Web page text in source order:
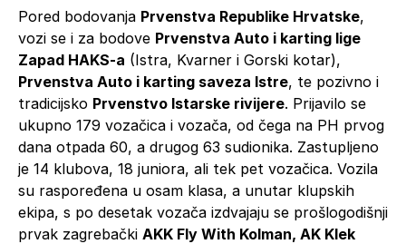
Pored bodovanja Prvenstva Republike Hrvatske,
vozi se i za bodove Prvenstva Auto i karting lige
Zapad HAKS-a (Istra, Kvarner i Gorski kotar),
Prvenstva Auto i karting saveza Istre, te pozivno i
tradicijsko Prvenstvo Istarske rivijere. Prijavilo se
ukupno 179 vozačica i vozača, od čega na PH prvog
dana otpada 60, a drugog 63 sudionika. Zastupljeno
je 14 klubova, 18 juniora, ali tek pet vozačica. Vozila
su raspoređena u osam klasa, a unutar klupskih
ekipa, s po desetak vozača izdvajaju se prošlogodišnji
prvak zagrebački AKK Fly With Kolman, AK Klek